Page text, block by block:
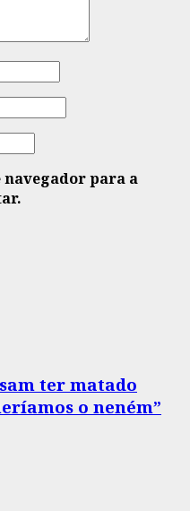
navegador para a
ter matado
o neném”